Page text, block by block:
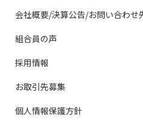
会社概要/決算公告/お問い合わ
組合員の声
採用情報
お取引先募集
個人情報保護方針